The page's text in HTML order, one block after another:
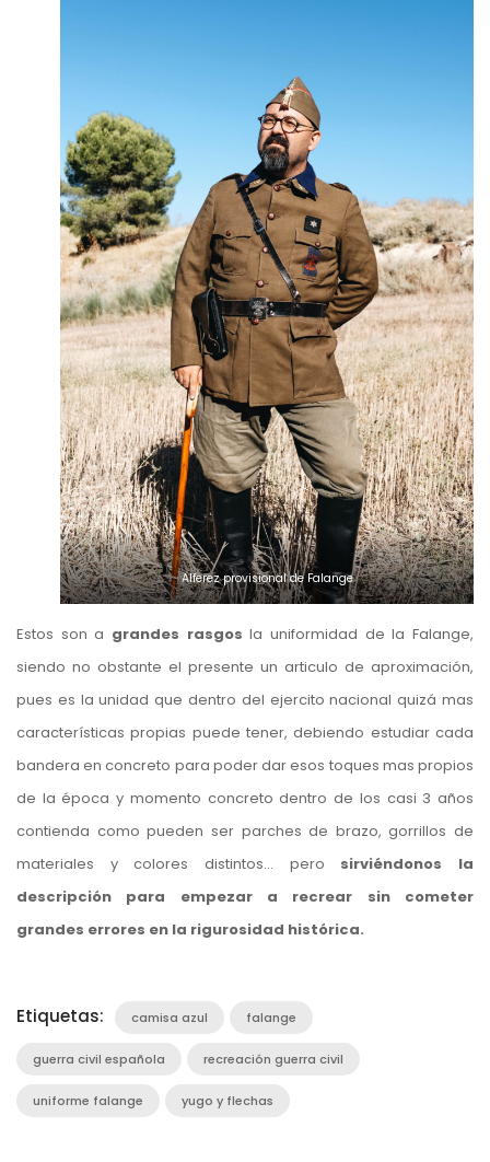
Alferez provisional de Falange
Estos son a grandes rasgos la uniformidad de la Falange,
siendo no obstante el presente un articulo de aproximación,
pues es la unidad que dentro del ejercito nacional quizá mas
características propias puede tener, debiendo estudiar cada
bandera en concreto para poder dar esos toques mas propios
de la época y momento concreto dentro de los casi 3 años
contienda como pueden ser parches de brazo, gorrillos de
materiales y colores distintos… pero sirviéndonos la
descripción para empezar a recrear sin cometer
grandes errores en la rigurosidad histórica.
Etiquetas: camisa azul falange
guerra civil española recreación guerra civil
uniforme falange yugo y flechas